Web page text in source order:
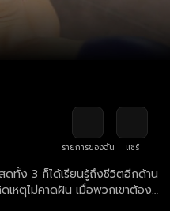
รายการของฉัน
แชร์
ดทั้ง 3 ก็ได้เรียนรู้ถึงชีวิตอีกด้าน
หตุไม่คาดฝัน เมื่อพวกเขาต้อง
กลับมาเยือนอย่างช่วยไม่ได้